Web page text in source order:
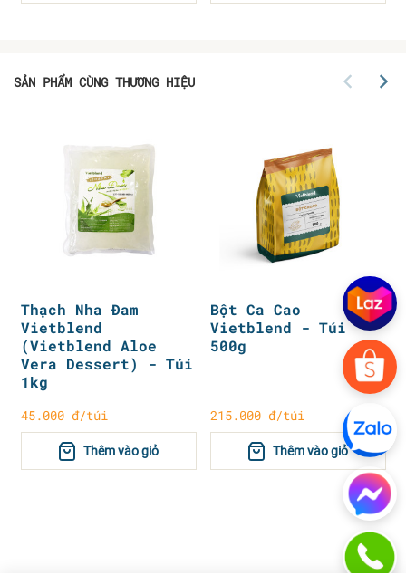
SẢN PHẨM CÙNG THƯƠNG HIỆU
Thạch Nha Đam
Vietblend
(Vietblend Aloe
Vera Dessert) - Túi
1kg
45.000 đ/túi
Thêm vào giỏ
Bột Ca Cao
Vietblend - Túi
500g
215.000 đ/túi
Thêm vào giỏ